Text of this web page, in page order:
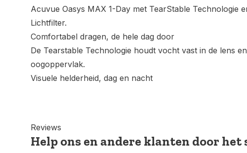
Acuvue Oasys MAX 1-Day met TearStable Technologie
Lichtfilter.
Comfortabel dragen, de hele dag door
De Tearstable Technologie houdt vocht vast in de lens
oogoppervlak.
Visuele helderheid, dag en nacht
Reviews
Help ons en andere klanten door